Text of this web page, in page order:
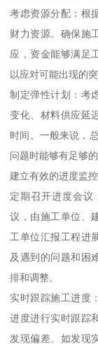
考虑资源分配：根
财力资源。确保施
应，资金能够满足
以应对可能出现的突
制定弹性计划：考
变化、材料供应延
时间。一般来说，
问题时能够有足够
建立有效的进度监
定期召开进度会议
议，由施工单位、
工单位汇报工程进
及遇到的问题和困
排和调整。
实时跟踪施工进度
进度进行实时跟踪
发现偏差。如发现